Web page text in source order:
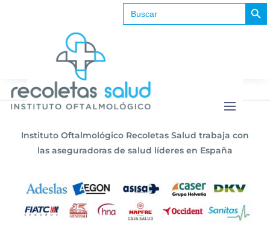
Buscar: Botón de
No se encontraron resultados
La página solicitada no pudo encontrarse. Trate
de perfeccionar su búsqueda o utilice la
navegación para localizar la entrada.
Instituto Oftalmológico Recoletas Salud trabaja con
las aseguradoras de salud líderes en España